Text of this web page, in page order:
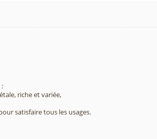
riche et variée,
satisfaire tous les usages.